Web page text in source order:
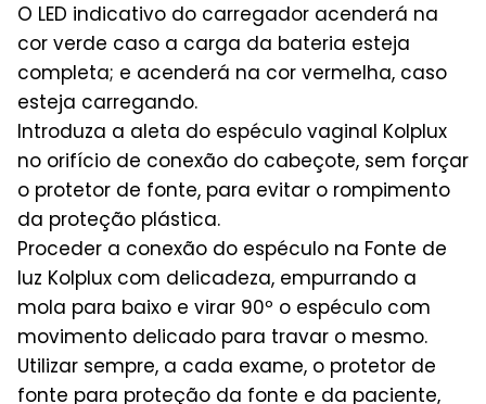
O LED indicativo do carregador acenderá na
cor verde caso a carga da bateria esteja
completa; e acenderá na cor vermelha, caso
esteja carregando.
Introduza a aleta do espéculo vaginal Kolplux
no orifício de conexão do cabeçote, sem forçar
o protetor de fonte, para evitar o rompimento
da proteção plástica.
Proceder a conexão do espéculo na Fonte de
luz Kolplux com delicadeza, empurrando a
mola para baixo e virar 90º o espéculo com
movimento delicado para travar o mesmo.
Utilizar sempre, a cada exame, o protetor de
fonte para proteção da fonte e da paciente,